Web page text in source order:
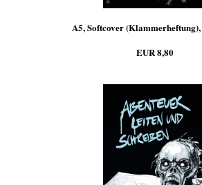
A5, Softcover (Klammerheftung),
EUR 8,80